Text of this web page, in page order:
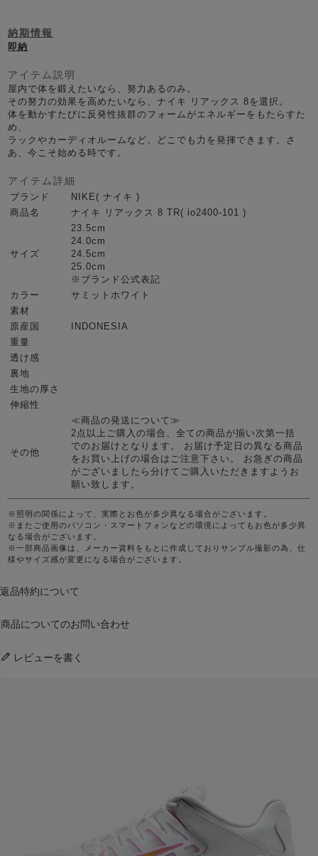
納期情報
即納
アイテム説明
屋内で体を鍛えたいなら、努力あるのみ。
その努力の効果を高めたいなら、ナイキ リアックス 8を選択。
体を動かすたびに反発性抜群のフォームがエネルギーをもたらすた
め、
ラックやカーディオルームなど、どこでも力を発揮できます。さ
あ、今こそ始める時です。
アイテム詳細
ブランド
NIKE( ナイキ )
商品名
ナイキ リアックス 8 TR( io2400-101 )
サイズ
23.5cm
24.0cm
24.5cm
25.0cm
※ブランド公式表記
カラー
サミットホワイト
素材
原産国
INDONESIA
重量
透け感
裏地
生地の厚さ
伸縮性
その他
≪商品の発送について≫
2点以上ご購入の場合、全ての商品が揃い次第一括
でのお届けとなります。 お届け予定日の異なる商品
をお買い上げの場合はご注意下さい。 お急ぎの商品
がございましたら分けてご購入いただきますようお
願い致します。
※照明の関係によって、実際とお色が多少異なる場合がございます。
※またご使用のパソコン・スマートフォンなどの環境によってもお色が多少異
なる場合がございます。
※一部商品画像は、メーカー資料をもとに作成しておりサンプル撮影の為、仕
様やサイズ感が変更になる場合がございます。
返品特約について
商品についてのお問い合わせ
レビューを書く